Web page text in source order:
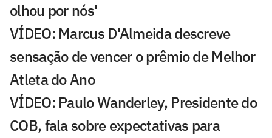
olhou por nós'
VÍDEO: Marcus D'Almeida descreve
sensação de vencer o prêmio de Melhor
Atleta do Ano
VÍDEO: Paulo Wanderley, Presidente do
COB, fala sobre expectativas para